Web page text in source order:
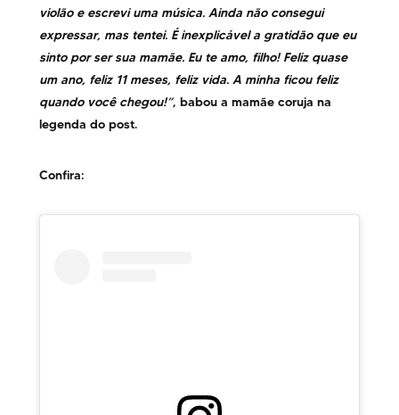
violão e escrevi uma música. Ainda não consegui
expressar, mas tentei. É inexplicável a gratidão que eu
sinto por ser sua mamãe. Eu te amo, filho! Feliz quase
um ano, feliz 11 meses, feliz vida. A minha ficou feliz
quando você chegou!”, babou a mamãe coruja na
legenda do post.
Confira: